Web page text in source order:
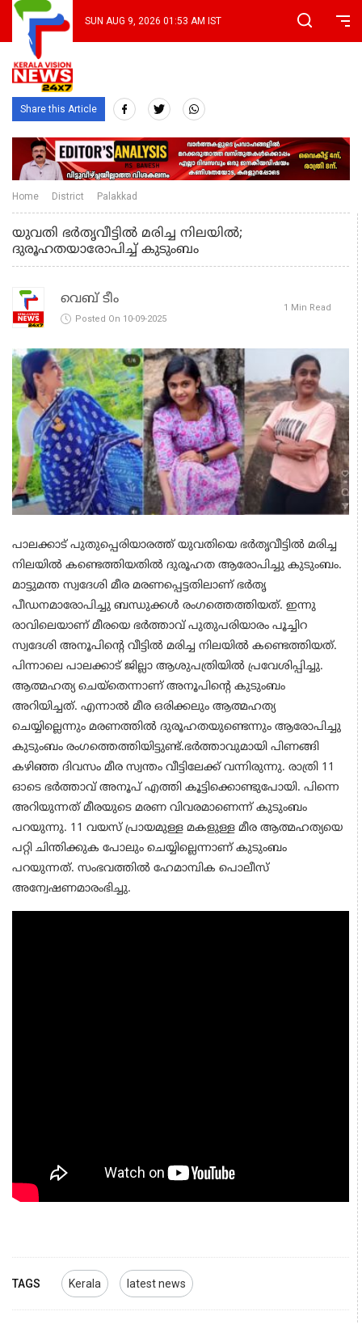
SUN AUG 9, 2026 01:53 AM IST
Share this Article
Home District Palakkad
യുവതി ഭര്‍തൃവീട്ടില്‍ മരിച്ച നിലയില്‍;
ദുരൂഹതയാരോപിച്ച് കുടുംബം
വെബ് ടീം
Posted On 10-09-2025
1 Min Read
പാലക്കാട് പുതുപ്പെരിയാരത്ത് യുവതിയെ ഭർതൃവീട്ടിൽ മരിച്ച
നിലയിൽ കണ്ടെത്തിയതില്‍ ദുരൂഹത ആരോപിച്ചു കുടുംബം.
മാട്ടുമന്ത സ്വദേശി മീര മരണപ്പെട്ടതിലാണ് ഭർതൃ
പീഡനമാരോപിച്ചു ബന്ധുക്കൾ രംഗത്തെത്തിയത്. ഇന്നു
രാവിലെയാണ് മീരയെ ഭർത്താവ് പുതുപരിയാരം പൂച്ചിറ
സ്വദേശി അനൂപിന്റെ വീട്ടിൽ മരിച്ച നിലയിൽ കണ്ടെത്തിയത്.
പിന്നാലെ പാലക്കാട്‌ ജില്ലാ ആശുപത്രിയിൽ പ്രവേശിപ്പിച്ചു.
ആത്മഹത്യ ചെയ്‌തെന്നാണ് അനൂപിന്റെ കുടുംബം
അറിയിച്ചത്. എന്നാൽ മീര ഒരിക്കലും ആത്മഹത്യ
ചെയ്യില്ലെന്നും മരണത്തിൽ ദുരൂഹതയുണ്ടെന്നും ആരോപിച്ചു
കുടുംബം രംഗത്തെത്തിയിട്ടുണ്ട്.ഭർത്താവുമായി പിണങ്ങി
കഴിഞ്ഞ ദിവസം മീര സ്വന്തം വീട്ടിലേക്ക് വന്നിരുന്നു. രാത്രി 11
ഓടെ ഭർത്താവ് അനൂപ് എത്തി കൂട്ടിക്കൊണ്ടുപോയി. പിന്നെ
അറിയുന്നത് മീരയുടെ മരണ വിവരമാണെന്ന് കുടുംബം
പറയുന്നു. 11 വയസ് പ്രായമുള്ള മകളുള്ള മീര ആത്മഹത്യയെ
പറ്റി ചിന്തിക്കുക പോലും ചെയ്യില്ലെന്നാണ് കുടുംബം
പറയുന്നത്. സംഭവത്തിൽ ഹേമാമ്പിക പൊലീസ്
അന്വേഷണമാരംഭിച്ചു.
TAGS Kerala latest news